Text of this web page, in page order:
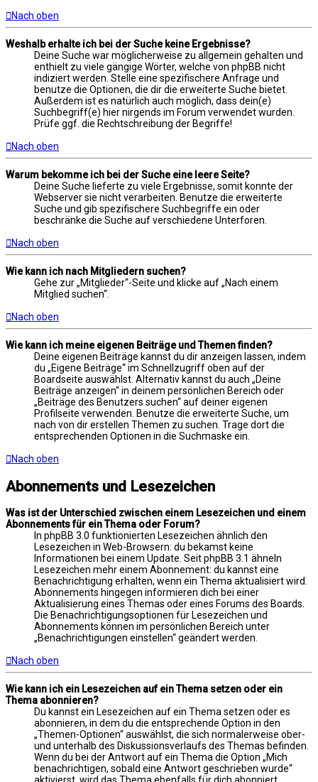
Nach oben
Weshalb erhalte ich bei der Suche keine Ergebnisse?
Deine Suche war möglicherweise zu allgemein gehalten und
enthielt zu viele gängige Wörter, welche von phpBB nicht
indiziert werden. Stelle eine spezifischere Anfrage und
benutze die Optionen, die dir die erweiterte Suche bietet.
Außerdem ist es natürlich auch möglich, dass dein(e)
Suchbegriff(e) hier nirgends im Forum verwendet wurden.
Prüfe ggf. die Rechtschreibung der Begriffe!
Nach oben
Warum bekomme ich bei der Suche eine leere Seite?
Deine Suche lieferte zu viele Ergebnisse, somit konnte der
Webserver sie nicht verarbeiten. Benutze die erweiterte
Suche und gib spezifischere Suchbegriffe ein oder
beschränke die Suche auf verschiedene Unterforen.
Nach oben
Wie kann ich nach Mitgliedern suchen?
Gehe zur „Mitglieder“-Seite und klicke auf „Nach einem
Mitglied suchen“.
Nach oben
Wie kann ich meine eigenen Beiträge und Themen finden?
Deine eigenen Beiträge kannst du dir anzeigen lassen, indem
du „Eigene Beiträge“ im Schnellzugriff oben auf der
Boardseite auswählst. Alternativ kannst du auch „Deine
Beiträge anzeigen“ in deinem persönlichen Bereich oder
„Beiträge des Benutzers suchen“ auf deiner eigenen
Profilseite verwenden. Benutze die erweiterte Suche, um
nach von dir erstellen Themen zu suchen. Trage dort die
entsprechenden Optionen in die Suchmaske ein.
Nach oben
Abonnements und Lesezeichen
Was ist der Unterschied zwischen einem Lesezeichen und einem
Abonnements für ein Thema oder Forum?
In phpBB 3.0 funktionierten Lesezeichen ähnlich den
Lesezeichen in Web-Browsern: du bekamst keine
Informationen bei einem Update. Seit phpBB 3.1 ähneln
Lesezeichen mehr einem Abonnement: du kannst eine
Benachrichtigung erhalten, wenn ein Thema aktualisiert wird.
Abonnements hingegen informieren dich bei einer
Aktualisierung eines Themas oder eines Forums des Boards.
Die Benachrichtigungsoptionen für Lesezeichen und
Abonnements können im persönlichen Bereich unter
„Benachrichtigungen einstellen“ geändert werden.
Nach oben
Wie kann ich ein Lesezeichen auf ein Thema setzen oder ein
Thema abonnieren?
Du kannst ein Lesezeichen auf ein Thema setzen oder es
abonnieren, in dem du die entsprechende Option in den
„Themen-Optionen“ auswählst, die sich normalerweise ober-
und unterhalb des Diskussionsverlaufs des Themas befinden.
Wenn du bei der Antwort auf ein Thema die Option „Mich
benachrichtigen, sobald eine Antwort geschrieben wurde“